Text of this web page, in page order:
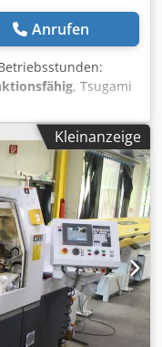
Anrufen
, Tsugami
14.328 h Max.
Motorisierte
Baujahr 2016
Modell B5
Dsdpjzmwc
Kleinanzeige